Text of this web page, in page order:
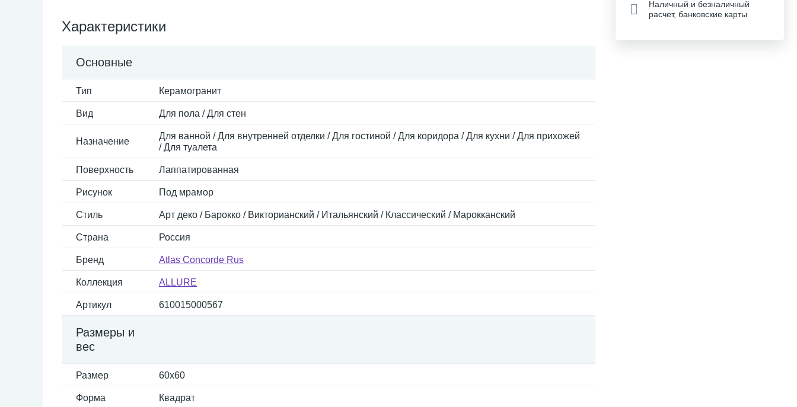
Характеристики
Основные
Тип Керамогранит
Вид Для пола / Для стен
Назначение
Для ванной / Для внутренней отделки / Для гостиной / Для коридора / Для кухни / Для прихожей
/ Для туалета
Поверхность Лаппатированная
Рисунок Под мрамор
Стиль Арт деко / Барокко / Викторианский / Итальянский / Классический / Марокканский
Страна Россия
Бренд Atlas Concorde Rus
Коллекция ALLURE
Артикул 610015000567
Размеры и
вес
Размер 60x60
Форма Квадрат
Наличный и безналичный
расчет, банковские карты